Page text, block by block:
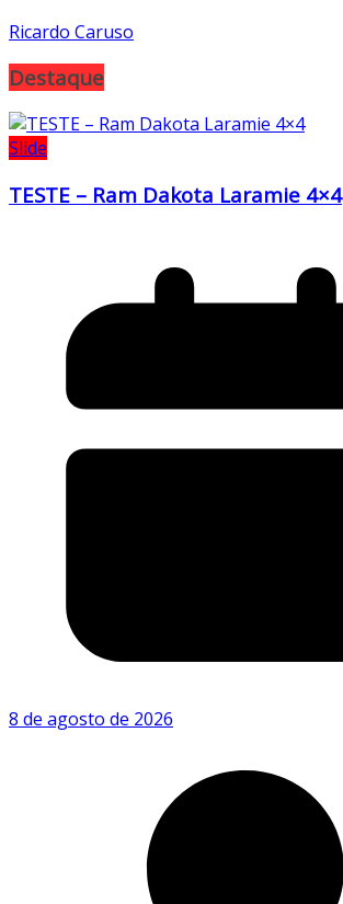
Ricardo Caruso
Destaque
Slide
TESTE – Ram Dakota Laramie 4×4
8 de agosto de 2026